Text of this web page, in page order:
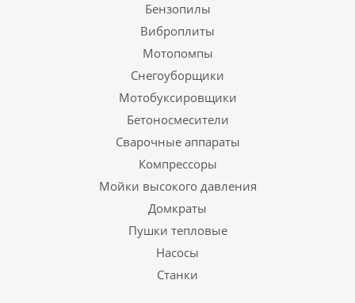
Бензопилы
Виброплиты
Мотопомпы
Снегоуборщики
Мотобуксировщики
Бетоносмесители
Сварочные аппараты
Компрессоры
Мойки высокого давления
Домкраты
Пушки тепловые
Насосы
Станки